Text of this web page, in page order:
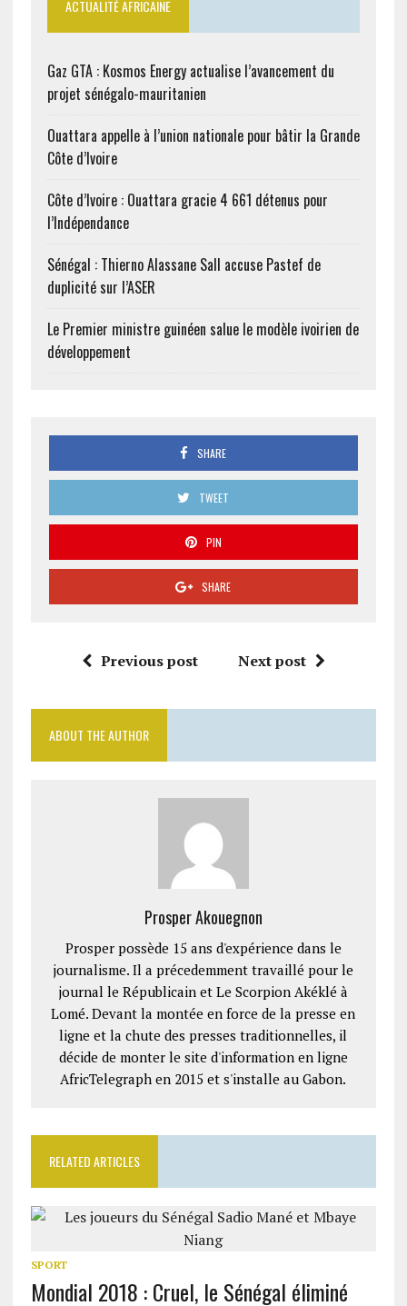
ACTUALITÉ AFRICAINE
Gaz GTA : Kosmos Energy actualise l’avancement du
projet sénégalo-mauritanien
Ouattara appelle à l’union nationale pour bâtir la Grande
Côte d’Ivoire
Côte d’Ivoire : Ouattara gracie 4 661 détenus pour
l’Indépendance
Sénégal : Thierno Alassane Sall accuse Pastef de
duplicité sur l’ASER
Le Premier ministre guinéen salue le modèle ivoirien de
développement
SHARE
TWEET
PIN
SHARE
Previous post Next post
ABOUT THE AUTHOR
Prosper Akouegnon
Prosper possède 15 ans d'expérience dans le
journalisme. Il a précedemment travaillé pour le
journal le Républicain et Le Scorpion Akéklé à
Lomé. Devant la montée en force de la presse en
ligne et la chute des presses traditionnelles, il
décide de monter le site d'information en ligne
AfricTelegraph en 2015 et s'installe au Gabon.
RELATED ARTICLES
SPORT
Mondial 2018 : Cruel, le Sénégal éliminé